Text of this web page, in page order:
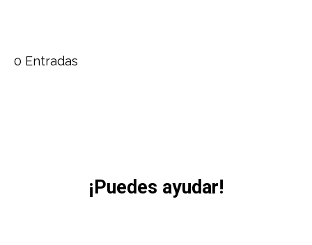
0 Entradas
¡Puedes ayudar!